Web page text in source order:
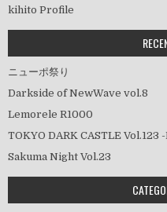
ョ
kihito Profile
ニューポ祭り
Darkside of NewWave vol.8
Lemorele R1000
TOKYO DARK CASTLE
Sakuma Night Vol.23